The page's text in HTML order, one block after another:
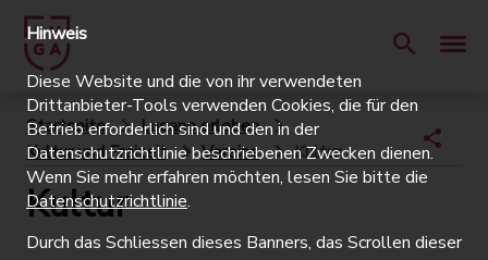
Startseite
Lugano erleben
Kultur und Freizeit
Vereine Kultur
Kultur
Hinweis
Diese Website und die von ihr verwendeten
Drittanbieter-Tools verwenden Cookies, die für den
Betrieb erforderlich sind und den in der
Datenschutzrichtlinie beschriebenen Zwecken dienen.
Wenn Sie mehr erfahren möchten, lesen Sie bitte die
Datenschutzrichtlinie.
Durch das Schliessen dieses Banners, das Scrollen dieser